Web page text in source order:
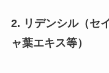
2. リデンシル（セ
ャ葉エキス等）